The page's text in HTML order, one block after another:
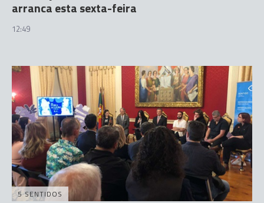
arranca esta sexta-feira
12:49
5 SENTIDOS